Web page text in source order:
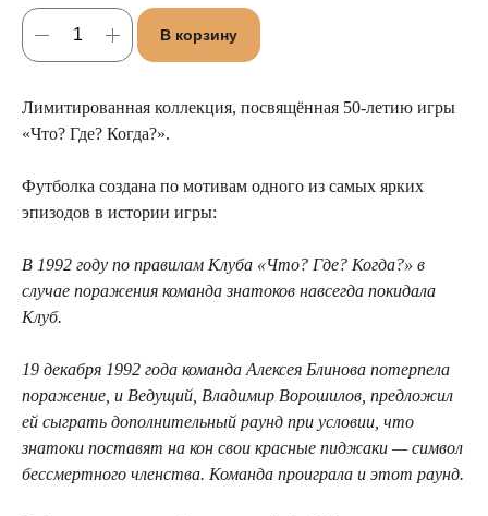
В корзину
Лимитированная коллекция, посвящённая 50-летию игры
«Что? Где? Когда?».
Футболка создана по мотивам одного из самых ярких
эпизодов в истории игры:
В 1992 году по правилам Клуба «Что? Где? Когда?» в
случае поражения команда знатоков навсегда покидала
Клуб.
19 декабря 1992 года команда Алексея Блинова потерпела
поражение, и Ведущий, Владимир Ворошилов, предложил
ей сыграть дополнительный раунд при условии, что
знатоки поставят на кон свои красные пиджаки — символ
бессмертного членства. Команда проиграла и этот раунд.